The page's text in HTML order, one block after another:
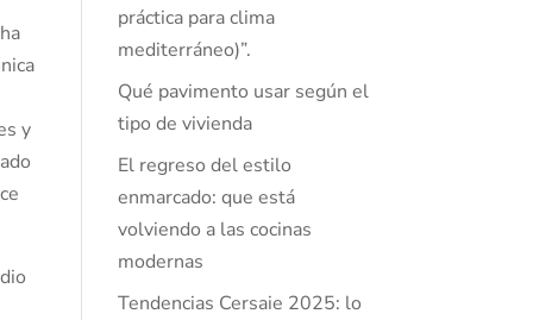
y
práctica para clima
mediterráneo)”.
Qué pavimento usar según el
tipo de vivienda
El regreso del estilo
enmarcado: que está
volviendo a las cocinas
modernas
Tendencias Cersaie 2025: lo